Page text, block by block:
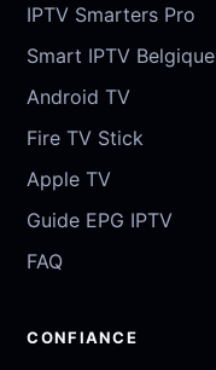
IPTV Smarters Pro
Smart IPTV Belgique
Android TV
Fire TV Stick
Apple TV
Guide EPG IPTV
FAQ
CONFIANCE